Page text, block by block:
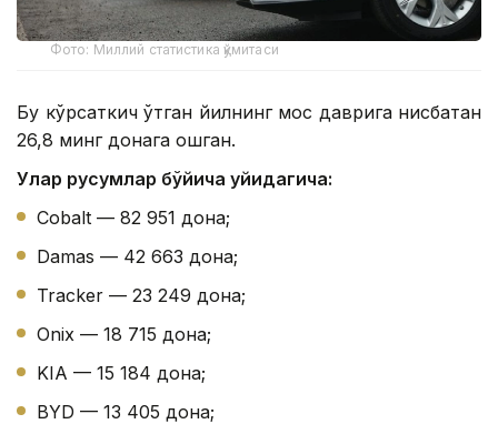
Фото: Миллий статистика қўмитаси
Бу кўрсаткич ўтган йилнинг мос даврига нисбатан
26,8 минг донага ошган.
Улар русумлар бўйича қуйидагича:
Cobalt — 82 951 дона;
Damas — 42 663 дона;
Tracker — 23 249 дона;
Onix — 18 715 дона;
KIA — 15 184 дона;
BYD — 13 405 дона;